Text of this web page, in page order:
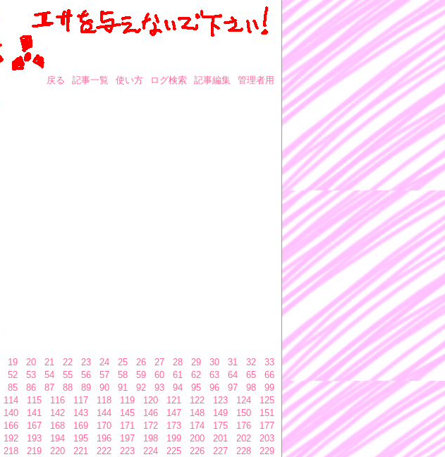
戻る 記事一覧 使い方 ログ検索 記事編集 管理者用
19 20 21 22 23 24 25 26 27 28 29 30 31 32
33
52 53 54 55 56 57 58 59 60 61 62 63 64 65
66
85 86 87 88 89 90 91 92 93 94 95 96 97 98
99
114 115 116 117 118 119 120 121 122 123 124
125
140 141 142 143 144 145 146 147 148 149 150
151
166 167 168 169 170 171 172 173 174 175 176
177
192 193 194 195 196 197 198 199 200 201 202
203
218 219 220 221 222 223 224 225 226 227 228
229